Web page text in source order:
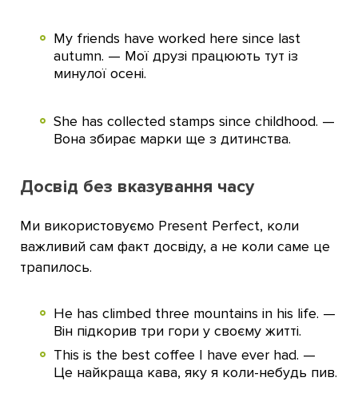
My friends have worked here since last
autumn. — Мої друзі працюють тут із
минулої осені.
She has collected stamps since childhood. —
Вона збирає марки ще з дитинства.
Досвід без вказування часу
Ми використовуємо Present Perfect, коли
важливий сам факт досвіду, а не коли саме це
трапилось.
He has climbed three mountains in his life. —
Він підкорив три гори у своєму житті.
This is the best coffee I have ever had. —
Це найкраща кава, яку я коли-небудь пив.